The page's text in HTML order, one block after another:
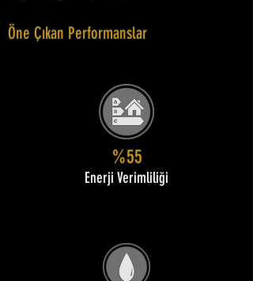
Öne Çıkan Performanslar
%55
Enerji Verimliliği